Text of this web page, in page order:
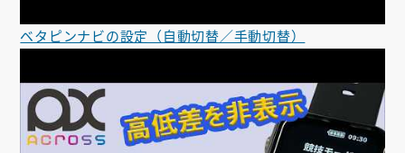
ベタピンナビの設定（自動切替／手動切替）